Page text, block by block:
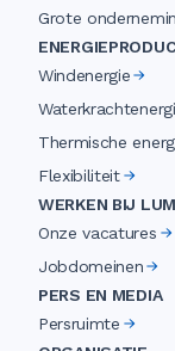
Grote
Windenergie
Thermische
Flexibiliteit
WERKEN BIJ
Onze vacatures
Jobdomeinen
PERS EN MEDIA
Persruimte